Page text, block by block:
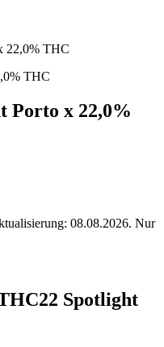
22,0% THC
Porto x 22,0%
08.08.2026. Nur
Spotlight